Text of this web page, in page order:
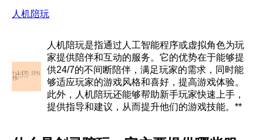
人机陪玩
人机陪玩是指通过人工智能程序或虚拟角色为玩
家提供陪伴和互动的服务。它的优势在于能够提
供24/7的不间断陪伴，满足玩家的需求，同时能
够适应玩家的游戏风格和喜好，提高游戏体验。
此外，人机陪玩还能够帮助新手玩家快速上手，
提供指导和建议，从而提升他们的游戏技能。**